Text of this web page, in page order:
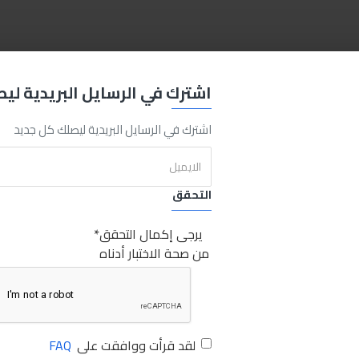
اشترك في الرسايل البريدية
اشترك في الرسايل البريدية ليصلك كل جديد
التحقق
يرجى إكمال التحقق
من صحة الاختبار أدناه
لقد قرأت ووافقت على FAQ